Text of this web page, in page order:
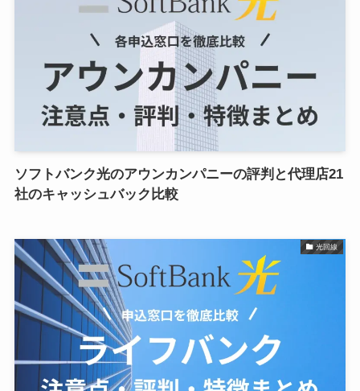
ソフトバンク光のアウンカンパニーの評判と代理店21
社のキャッシュバック比較
光回線